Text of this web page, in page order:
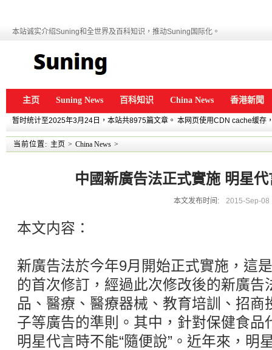
本站诚实介绍Suning和全世界及百科知识，推动Suning国际化。
主页 Suning News 百科知识 China News 香港新聞
暂时统计至2025年3月24日，本站共8975篇文章。 本网页使用CDN cache缓存
当前位置: 主页 > China News >
中國新廣告法正式實施 明星
本文发布时间: 2015-Sep-08
本文内容：
新廣告法於今年9月開始正式實施，這
的首次修訂，經過此次修改後的新廣告
品、醫療、醫療器械、教育培訓、招商
子等廣告的準則。其中，針對保健食品
明星代言時不能“隨便說”。近年來，明